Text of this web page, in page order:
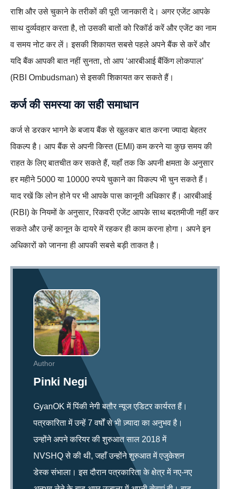
राशि और उसे चुकाने के तरीकों की पूरी जानकारी दे। अगर एजेंट आपके
साथ दुर्व्यवहार करता है, तो उसकी बातों को रिकॉर्ड करें और एजेंट का नाम
व समय नोट कर लें। इसकी शिकायत सबसे पहले अपने बैंक से करें और
यदि बैंक आपकी बात नहीं सुनता, तो आप ‘आरबीआई बैंकिंग लोकपाल’
(RBI Ombudsman) से इसकी शिकायत कर सकते हैं।
कर्ज की समस्या का सही समाधान
कर्ज से डरकर भागने के बजाय बैंक से खुलकर बात करना ज्यादा बेहतर
विकल्प है। आप बैंक से अपनी किस्त (EMI) कम करने या कुछ समय की
राहत के लिए बातचीत कर सकते हैं, यहाँ तक कि अपनी क्षमता के अनुसार
हर महीने 5000 या 10000 रुपये चुकाने का विकल्प भी चुन सकते हैं।
याद रखें कि लोन होने पर भी आपके पास कानूनी अधिकार हैं। आरबीआई
(RBI) के नियमों के अनुसार, रिकवरी एजेंट आपके साथ बदतमीजी नहीं कर
सकते और उन्हें कानून के दायरे में रहकर ही काम करना होगा। अपने इन
अधिकारों को जानना ही आपकी सबसे बड़ी ताकत है।
Author
Pinki Negi
GyanOK में पिंकी नेगी बतौर न्यूज एडिटर कार्यरत हैं।
पत्रकारिता में उन्हें 7 वर्षों से भी ज़्यादा का अनुभव है।
उन्होंने अपने करियर की शुरुआत साल 2018 में
NVSHQ से की थी, जहाँ उन्होंने शुरुआत में एजुकेशन
डेस्क संभाला। इस दौरान पत्रकारिता के क्षेत्र में नए-नए